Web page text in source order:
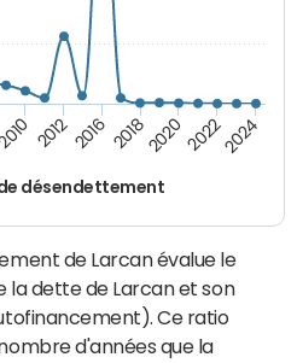
désendettement
2012 2016 2018202020222024
de Larcan évalue le
la dette de Larcan et son
Ce ratio
d'années que la